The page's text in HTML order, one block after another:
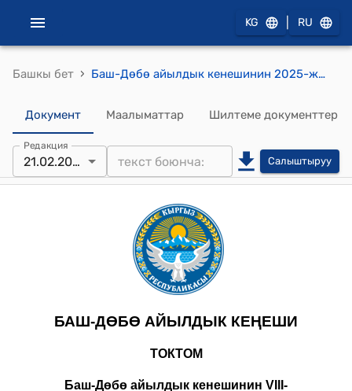
KG RU
Башкы бет › Баш-Дөбө айылдык кенешинин 2025-жылдын 21-февралы № 3/3 "Райимжанов Шухратжон Арабидиновичтин арызы жөнүндө" токтому
Документ Маалыматтар Шилтеме документтер
Редакция
21.02.2025 Салыштыруу